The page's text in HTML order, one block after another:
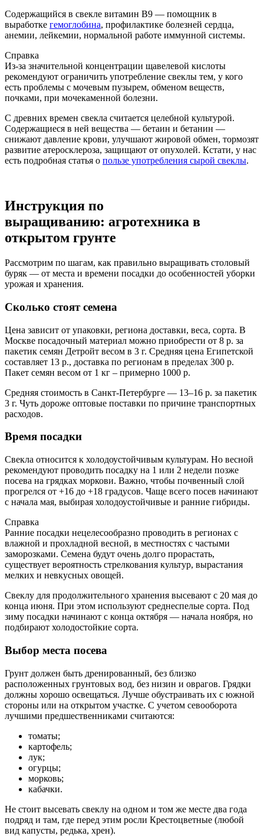
Содержащийся в свекле витамин В9 — помощник в
выработке гемоглобина, профилактике болезней сердца,
анемии, лейкемии, нормальной работе иммунной системы.
Справка
Из-за значительной концентрации щавелевой кислоты
рекомендуют ограничить употребление свеклы тем, у кого
есть проблемы с мочевым пузырем, обменом веществ,
почками, при мочекаменной болезни.
С древних времен свекла считается целебной культурой.
Содержащиеся в ней вещества — бетаин и бетанин —
снижают давление крови, улучшают жировой обмен, тормозят
развитие атеросклероза, защищают от опухолей. Кстати, у нас
есть подробная статья о пользе употребления сырой свеклы.
Инструкция по
выращиванию: агротехника в
открытом грунте
Рассмотрим по шагам, как правильно выращивать столовый
буряк — от места и времени посадки до особенностей уборки
урожая и хранения.
Сколько стоят семена
Цена зависит от упаковки, региона доставки, веса, сорта. В
Москве посадочный материал можно приобрести от 8 р. за
пакетик семян Детройт весом в 3 г. Средняя цена Египетской
составляет 13 р., доставка по регионам в пределах 300 р.
Пакет семян весом от 1 кг – примерно 1000 р.
Средняя стоимость в Санкт-Петербурге — 13–16 р. за пакетик
3 г. Чуть дороже оптовые поставки по причине транспортных
расходов.
Время посадки
Свекла относится к холодоустойчивым культурам. Но весной
рекомендуют проводить посадку на 1 или 2 недели позже
посева на грядках моркови. Важно, чтобы почвенный слой
прогрелся от +16 до +18 градусов. Чаще всего посев начинают
с начала мая, выбирая холодоустойчивые и ранние гибриды.
Справка
Ранние посадки нецелесообразно проводить в регионах с
влажной и прохладной весной, в местностях с частыми
заморозками. Семена будут очень долго прорастать,
существует вероятность стрелкования культур, вырастания
мелких и невкусных овощей.
Свеклу для продолжительного хранения высевают с 20 мая до
конца июня. При этом используют среднеспелые сорта. Под
зиму посадки начинают с конца октября — начала ноября, но
подбирают холодостойкие сорта.
Выбор места посева
Грунт должен быть дренированный, без близко
расположенных грунтовых вод, без низин и оврагов. Грядки
должны хорошо освещаться. Лучше обустраивать их с южной
стороны или на открытом участке. С учетом севооборота
лучшими предшественниками считаются:
томаты;
картофель;
лук;
огурцы;
морковь;
кабачки.
Не стоит высевать свеклу на одном и том же месте два года
подряд и там, где перед этим росли Крестоцветные (любой
вид капусты, редька, хрен).